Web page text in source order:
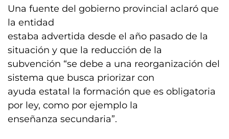
Una fuente del gobierno provincial aclaró que
la entidad
estaba advertida desde el año pasado de la
situación y que la reducción de la
subvención “se debe a una reorganización del
sistema que busca priorizar con
ayuda estatal la formación que es obligatoria
por ley, como por ejemplo la
enseñanza secundaria”.